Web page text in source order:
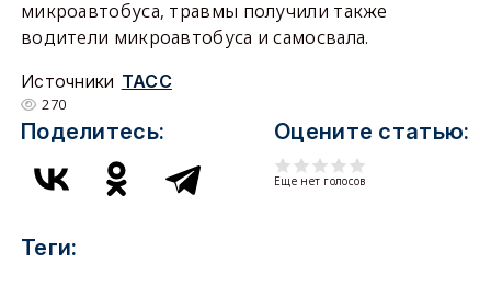
микроавтобуса, травмы получили также
водители микроавтобуса и самосвала.
Источники ТАСС
270
Поделитесь: Оцените статью:
Еще нет голосов
Теги: